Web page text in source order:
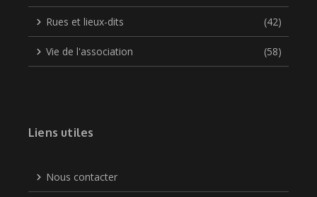
Rues et lieux-dits (42)
Vie de l'association (58)
Liens utiles
Nous contacter